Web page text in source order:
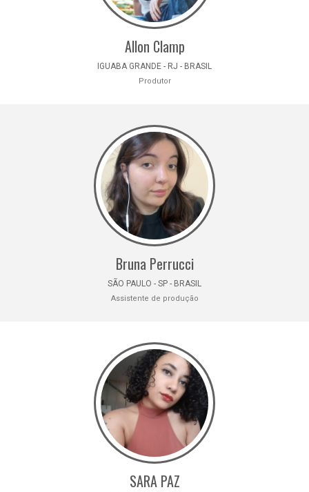
Allon Clamp
IGUABA GRANDE - RJ - BRASIL
Produtor
Bruna Perrucci
SÃO PAULO - SP - BRASIL
Assistente de produção
SARA PAZ